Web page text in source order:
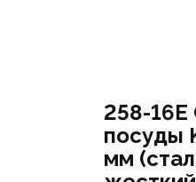
258-16Е
посуды
мм